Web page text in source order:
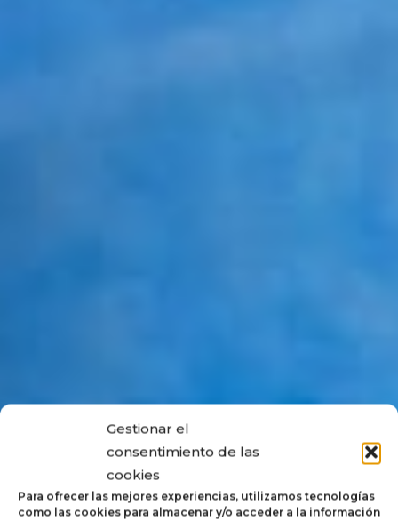
Gestionar el
consentimiento de las
cookies
Para ofrecer las mejores experiencias, utilizamos tecnologías
como las cookies para almacenar y/o acceder a la información
STRIP,
MOBILIARIO